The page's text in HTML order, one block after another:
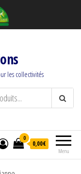
les collectivités
Menu
0
0,00€